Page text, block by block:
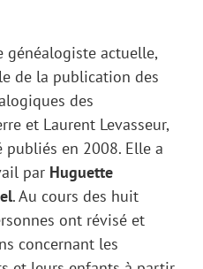
généalogiste actuelle,
de la publication des
des
et Laurent Levasseur,
en 2008. Elle a
par Huguette
. Au cours des huit
ont révisé et
concernant les